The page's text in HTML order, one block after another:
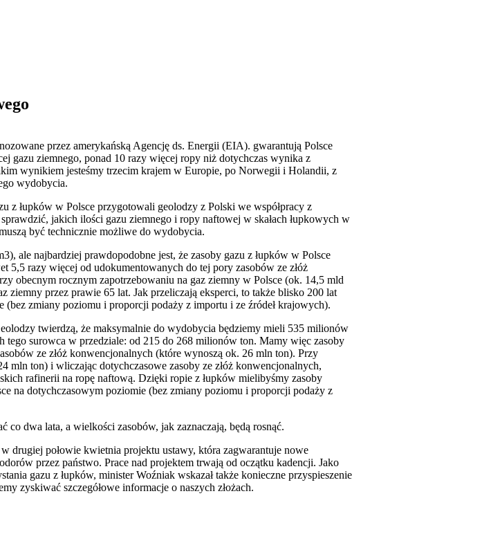
przez amerykańską Agencję ds. Energii (EIA). gwarantują Polsce
gazu ziemnego, ponad 10 razy więcej ropy niż dotychczas wynika z
wynikiem jesteśmy trzecim krajem w Europie, po Norwegii i Holandii, z
wydobycia.
z łupków w Polsce przygotowali geolodzy z Polski we współpracy z
jakich ilości gazu ziemnego i ropy naftowej w skałach łupkowych w
być technicznie możliwe do wydobycia.
ale najbardziej prawdopodobne jest, że zasoby gazu z łupków w Polsce
5,5 razy więcej od udokumentowanych do tej pory zasobów ze złóż
obecnym rocznym zapotrzebowaniu na gaz ziemny w Polsce (ok. 14,5 mld
ziemny przez prawie 65 lat. Jak przeliczają eksperci, to także blisko 200 lat
zmiany poziomu i proporcji podaży z importu i ze źródeł krajowych).
twierdzą, że maksymalnie do wydobycia będziemy mieli 535 milionów
surowca w przedziale: od 215 do 268 milionów ton. Mamy więc zasoby
ze złóż konwencjonalnych (które wynoszą ok. 26 mln ton). Przy
mln ton) i wliczając dotychczasowe zasoby ze złóż konwencjonalnych,
rafinerii na ropę naftową. Dzięki ropie z łupków mielibyśmy zasoby
na dotychczasowym poziomie (bez zmiany poziomu i proporcji podaży z
dwa lata, a wielkości zasobów, jak zaznaczają, będą rosnąć.
drugiej połowie kwietnia projektu ustawy, która zagwarantuje nowe
przez państwo. Prace nad projektem trwają od oczątku kadencji. Jako
gazu z łupków, minister Woźniak wskazał także konieczne przyspieszenie
zyskiwać szczegółowe informacje o naszych złożach.